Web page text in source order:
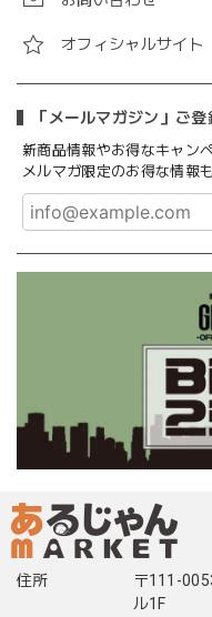
オフィシャルサイト
「メールマガジン」ご
新商品情報やお得なキャン
メルマガ限定のお得な情報
住所
〒111-
ル1F